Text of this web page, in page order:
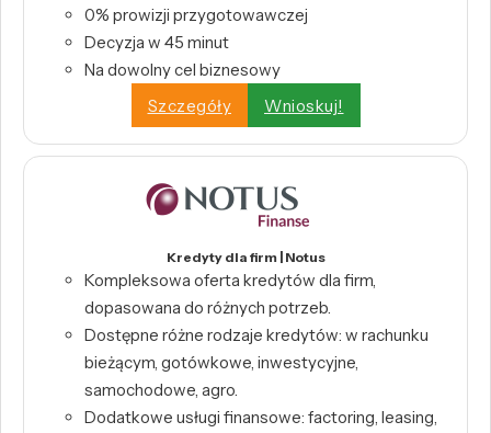
0% prowizji przygotowawczej
Decyzja w 45 minut
Na dowolny cel biznesowy
Szczegóły
Wnioskuj!
Kredyty dla firm | Notus
Kompleksowa oferta kredytów dla firm,
dopasowana do różnych potrzeb.
Dostępne różne rodzaje kredytów: w rachunku
bieżącym, gotówkowe, inwestycyjne,
samochodowe, agro.
Dodatkowe usługi finansowe: factoring, leasing,